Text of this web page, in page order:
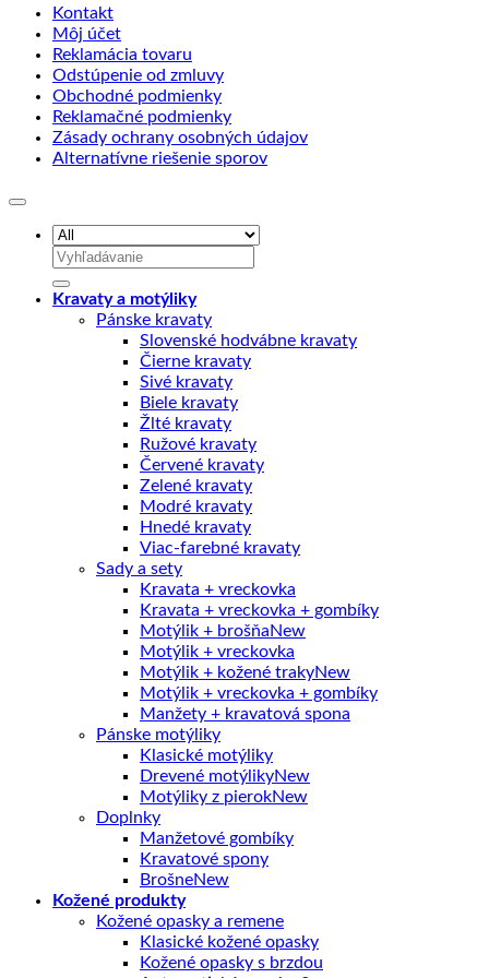
Kontakt
Môj účet
Reklamácia tovaru
Odstúpenie od zmluvy
Obchodné podmienky
Reklamačné podmienky
Zásady ochrany osobných údajov
Alternatívne riešenie sporov
Hľadať:
Kravaty a motýliky
Pánske kravaty
Slovenské hodvábne kravaty
Čierne kravaty
Sivé kravaty
Biele kravaty
Žlté kravaty
Ružové kravaty
Červené kravaty
Zelené kravaty
Modré kravaty
Hnedé kravaty
Viac-farebné kravaty
Sady a sety
Kravata + vreckovka
Kravata + vreckovka + gombíky
Motýlik + brošňa
Motýlik + vreckovka
Motýlik + kožené traky
Motýlik + vreckovka + gombíky
Manžety + kravatová spona
Pánske motýliky
Klasické motýliky
Drevené motýliky
Motýliky z pierok
Doplnky
Manžetové gombíky
Kravatové spony
Brošne
Kožené produkty
Kožené opasky a remene
Klasické kožené opasky
Kožené opasky s brzdou